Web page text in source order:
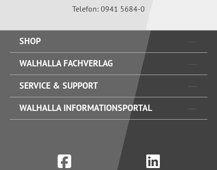
Telefon: 0941 5684-0
SHOP
WALHALLA FACHVERLAG
SERVICE & SUPPORT
WALHALLA INFORMATIONSPORTAL